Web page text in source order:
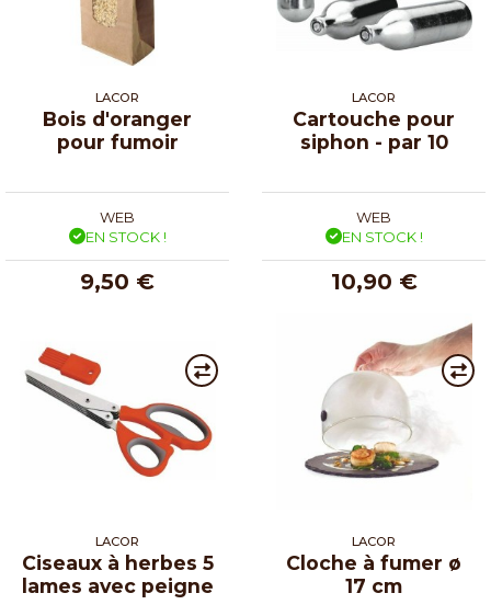
LACOR
Bois d'oranger
pour fumoir
WEB
EN STOCK !
9,50 €
LACOR
Cartouche pour
siphon - par 10
WEB
EN STOCK !
10,90 €
LACOR
Ciseaux à herbes 5
lames avec peigne
LACOR
Cloche à fumer ø
17 cm